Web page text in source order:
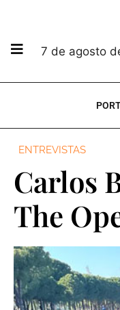
7 de agosto
ENTREVISTAS
Carlos
The